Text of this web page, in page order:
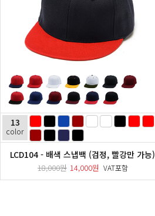
13
color
LCD104 - 배색 스냅백 (검정, 빨강만 가능)
18,000원 14,000원 VAT포함